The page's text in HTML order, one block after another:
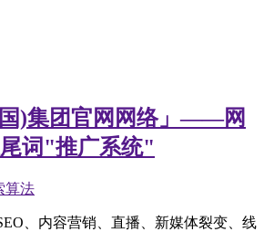
国)集团官网网络」——网
词"推广系统"
算法
、内容营销、直播、新媒体裂变、线